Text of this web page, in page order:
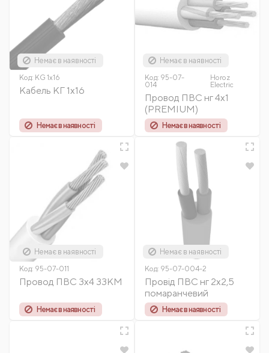
Немає в наявності
Код: KG 1x16
Кабель КГ 1х16
Немає в наявності
Немає в наявності
Код: 95-07-
014
Horoz
Electric
Провод ПВС нг 4x1
(PREMIUM)
Немає в наявності
Немає в наявності
Код: 95-07-011
Провод ПВС 3х4 33КМ
Немає в наявності
Немає в наявності
Код: 95-07-004-2
Провід ПВС нг 2х2,5
помаранчевий
Немає в наявності